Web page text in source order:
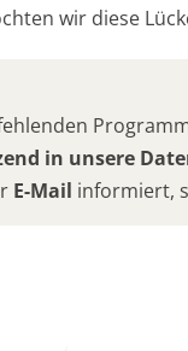
wir diese
in unsere
E-Mail informiert,